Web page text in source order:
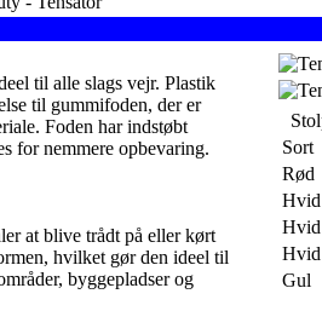
til alle slags vejr. Plastik
til gummifoden, der er
Foden har indstøbt
for nemmere opbevaring.
at blive trådt på eller kørt
hvilket gør den ideel til
byggepladser og
Sort
Rød
Hvid
Hvid
Hvid
Gul